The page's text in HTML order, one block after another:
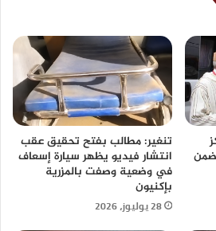
ضمن
تنغير: مطالب بفتح تحقيق عقب
انتشار فيديو يظهر سيارة إسعاف
في وضعية وصفت بالمزرية
بإكنيون
28 يوليوز، 2026